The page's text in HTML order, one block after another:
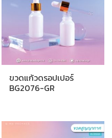
ขวดแก้วดรอปเปอร์
BG2076-GR